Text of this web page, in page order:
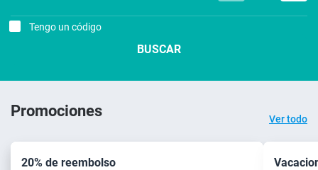
Tengo un código
BUSCAR
Promociones Ver todo
20% de reembolso